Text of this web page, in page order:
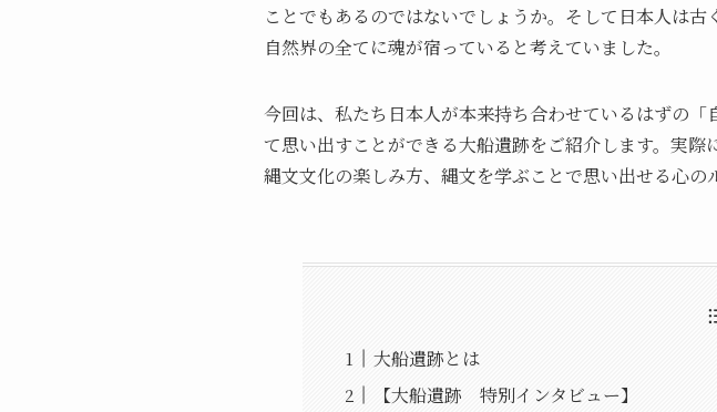
ことでもあるのではないでしょうか。そして日本人は
自然界の全てに魂が宿っていると考えていました。
今回は、私たち日本人が本来持ち合わせているはずの
て思い出すことができる大船遺跡をご紹介します。実際
縄文文化の楽しみ方、縄文を学ぶことで思い出せる心の
大船遺跡とは
【大船遺跡 特別インタビュー】